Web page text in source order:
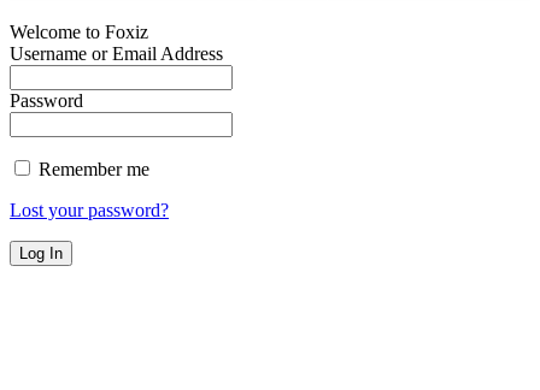
Welcome to Foxiz
Username or Email Address
Password
Remember me
Lost your password?